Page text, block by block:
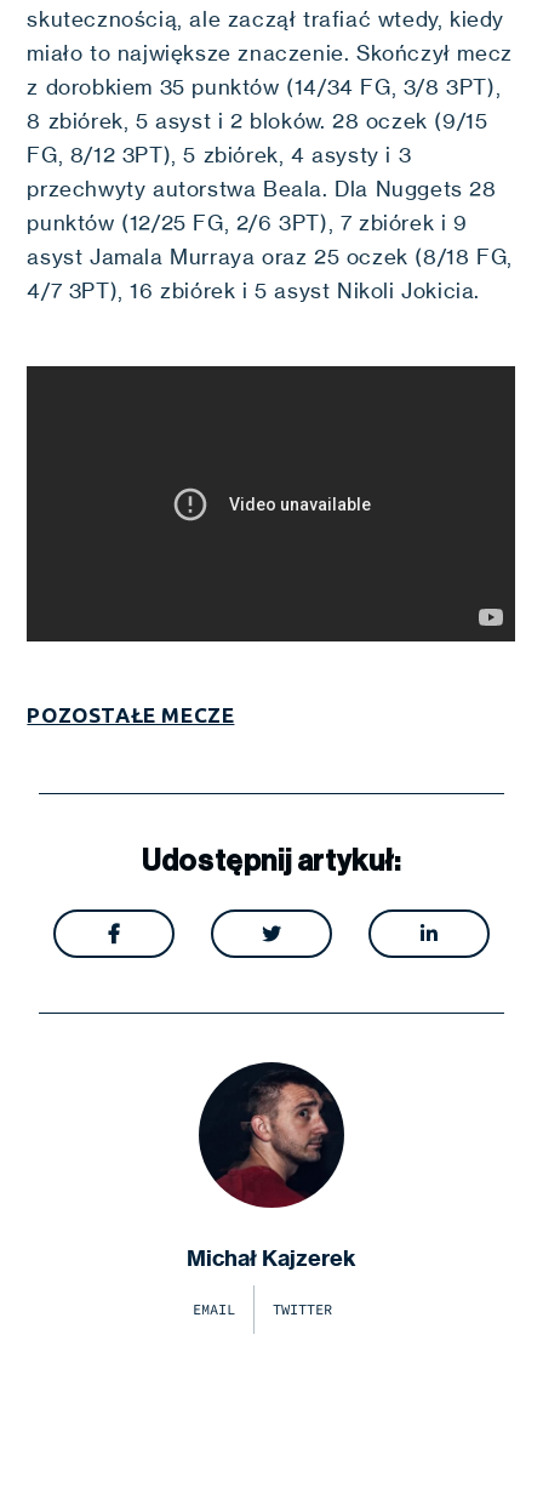
skutecznością, ale zaczął trafiać wtedy, kiedy
miało to największe znaczenie. Skończył mecz
z dorobkiem 35 punktów (14/34 FG, 3/8 3PT),
8 zbiórek, 5 asyst i 2 bloków. 28 oczek (9/15
FG, 8/12 3PT), 5 zbiórek, 4 asysty i 3
przechwyty autorstwa Beala. Dla Nuggets 28
punktów (12/25 FG, 2/6 3PT), 7 zbiórek i 9
asyst Jamala Murraya oraz 25 oczek (8/18 FG,
4/7 3PT), 16 zbiórek i 5 asyst Nikoli Jokicia.
POZOSTAŁE MECZE
Udostępnij artykuł:
  
Michał Kajzerek
EMAIL TWITTER